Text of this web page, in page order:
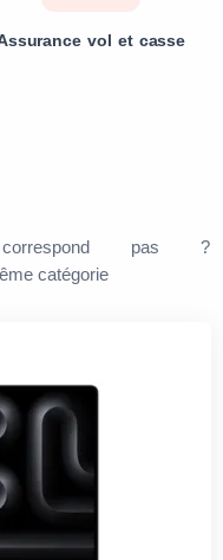
vol et casse
pas ?
catégorie